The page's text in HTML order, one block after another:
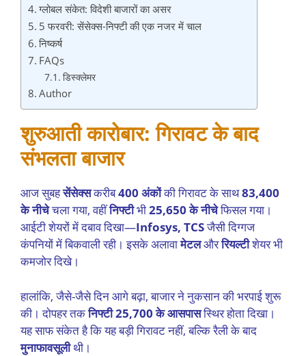
ग्लोबल संकेत: विदेशी बाजारों का असर
5 फरवरी: सेंसेक्स-निफ्टी की एक नजर में चाल
निष्कर्ष
FAQs
डिस्क्लेमर
Author
शुरुआती कारोबार: गिरावट के बाद
संभलता बाजार
आज सुबहसेंसेक्सकरीब400 अंकोंकी गिरावट के साथ83,400
के नीचेचला गया, वहींनिफ्टीभी25,650 के नीचेफिसल गया।
आईटी शेयरों में दबाव दिखा—Infosys, TCSजैसी दिग्गज
कंपनियों में बिकवाली रही। इसके अलावामेटलऔररियल्टीशेयर भी
कमजोर दिखे।
हालांकि, जैसे-जैसे दिन आगे बढ़ा, बाजार ने नुकसान की भरपाई शुरू
की। दोपहर तकनिफ्टी 25,700 के आसपासस्थिर होता दिखा।
यह साफ संकेत है कि यह बड़ी गिरावट नहीं, बल्कि रैली के बाद
मुनाफावसूलीथी।